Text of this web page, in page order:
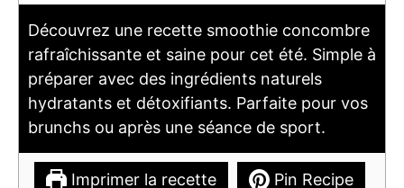
Découvrez une recette smoothie concombre
rafraîchissante et saine pour cet été. Simple à
préparer avec des ingrédients naturels
hydratants et détoxifiants. Parfaite pour vos
brunchs ou après une séance de sport.
Imprimer la recette Pin Recipe